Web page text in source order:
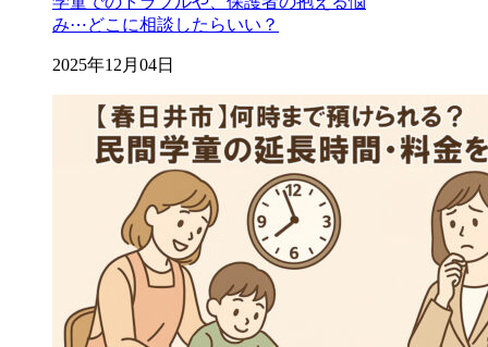
み⋯どこに相談したらいい？
2025年12月04日